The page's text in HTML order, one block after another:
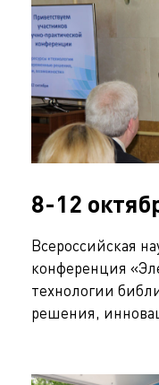
8-12
Всероссийская
конференция
технологии
решения,